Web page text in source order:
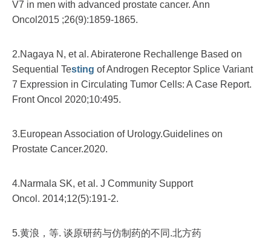
V7 in men with advanced prostate cancer. Ann
Oncol2015 ;26(9):1859-1865.
2.Nagaya N, et al. Abiraterone Rechallenge Based on
Sequential Testing of Androgen Receptor Splice Variant
7 Expression in Circulating Tumor Cells: A Case Report.
Front Oncol 2020;10:495.
3.European Association of Urology.Guidelines on
Prostate Cancer.2020.
4.Narmala SK, et al. J Community Support
Oncol. 2014;12(5):191-2.
5.黄浪，等. 谈原研药与仿制药的不同.北方药